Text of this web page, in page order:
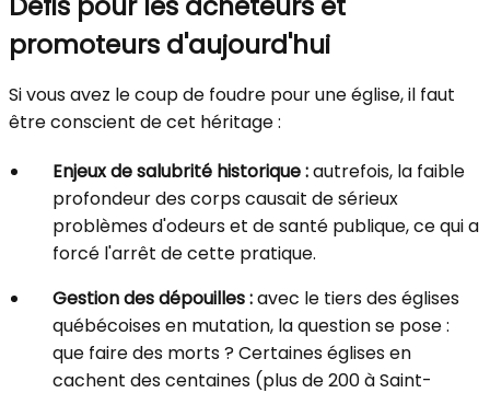
promoteurs d'aujourd'hui
Si vous avez le coup de foudre pour une église, il faut
être conscient de cet héritage :
Enjeux de salubrité historique :autrefois, la faible
profondeur des corps causait de sérieux
problèmes d'odeurs et de santé publique, ce qui a
forcé l'arrêt de cette pratique.
Gestion des dépouilles :avec le tiers des églises
québécoises en mutation, la question se pose :
que faire des morts ? Certaines églises en
cachent des centaines (plus de 200 à Saint-